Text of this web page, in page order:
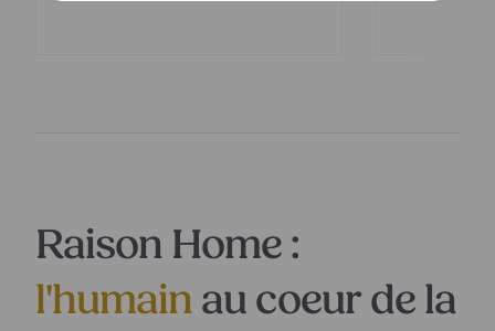
Raison Home :
l'humain au coeur de la